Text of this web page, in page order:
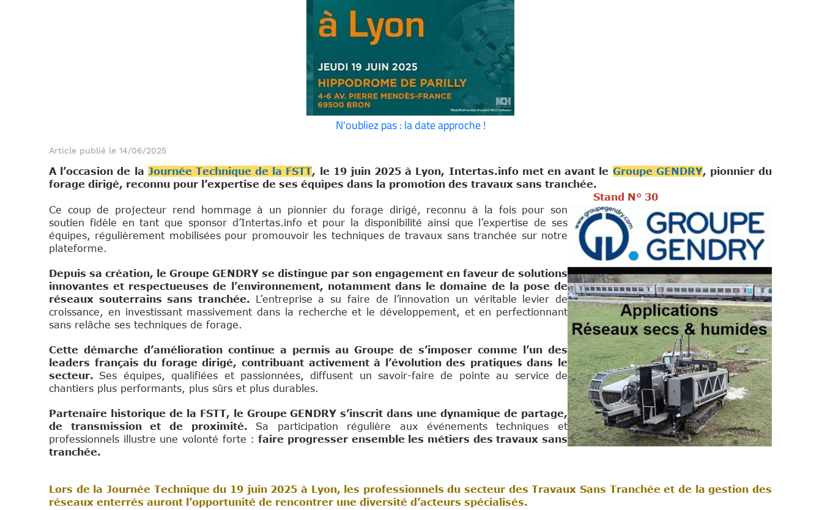
N'oubliez pas : la date approche !
Article publié le 14/06/2025
A l’occasion de la Journée Technique de la FSTT, le 19 juin 2025 à Lyon, Intertas.info met en avant le Groupe GENDRY, pionnier du
forage dirigé, reconnu pour l’expertise de ses équipes dans la promotion des travaux sans tranchée.
Stand N° 30
Ce coup de projecteur rend hommage à un pionnier du forage dirigé, reconnu à la fois pour son
soutien fidèle en tant que sponsor d’Intertas.info et pour la disponibilité ainsi que l’expertise de ses
équipes, régulièrement mobilisées pour promouvoir les techniques de travaux sans tranchée sur notre
plateforme.
Depuis sa création, le Groupe GENDRY se distingue par son engagement en faveur de solutions
innovantes et respectueuses de l’environnement, notamment dans le domaine de la pose de
réseaux souterrains sans tranchée. L’entreprise a su faire de l’innovation un véritable levier de
croissance, en investissant massivement dans la recherche et le développement, et en perfectionnant
sans relâche ses techniques de forage.
Cette démarche d’amélioration continue a permis au Groupe de s’imposer comme l’un des
leaders français du forage dirigé, contribuant activement à l’évolution des pratiques dans le
secteur. Ses équipes, qualifiées et passionnées, diffusent un savoir-faire de pointe au service de
chantiers plus performants, plus sûrs et plus durables.
Partenaire historique de la FSTT, le Groupe GENDRY s’inscrit dans une dynamique de partage,
de transmission et de proximité. Sa participation régulière aux événements techniques et
professionnels illustre une volonté forte : faire progresser ensemble les métiers des travaux sans
tranchée.
Lors de la Journée Technique du 19 juin 2025 à Lyon, les professionnels du secteur des Travaux Sans Tranchée et de la gestion des
réseaux enterrés auront l’opportunité de rencontrer une diversité d’acteurs spécialisés.